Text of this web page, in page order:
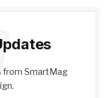
SmartMag